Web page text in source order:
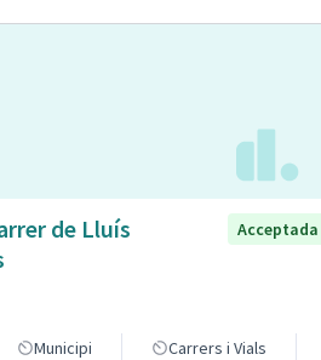
de Lluís
Acceptada
Municipi
Carrers i Vials